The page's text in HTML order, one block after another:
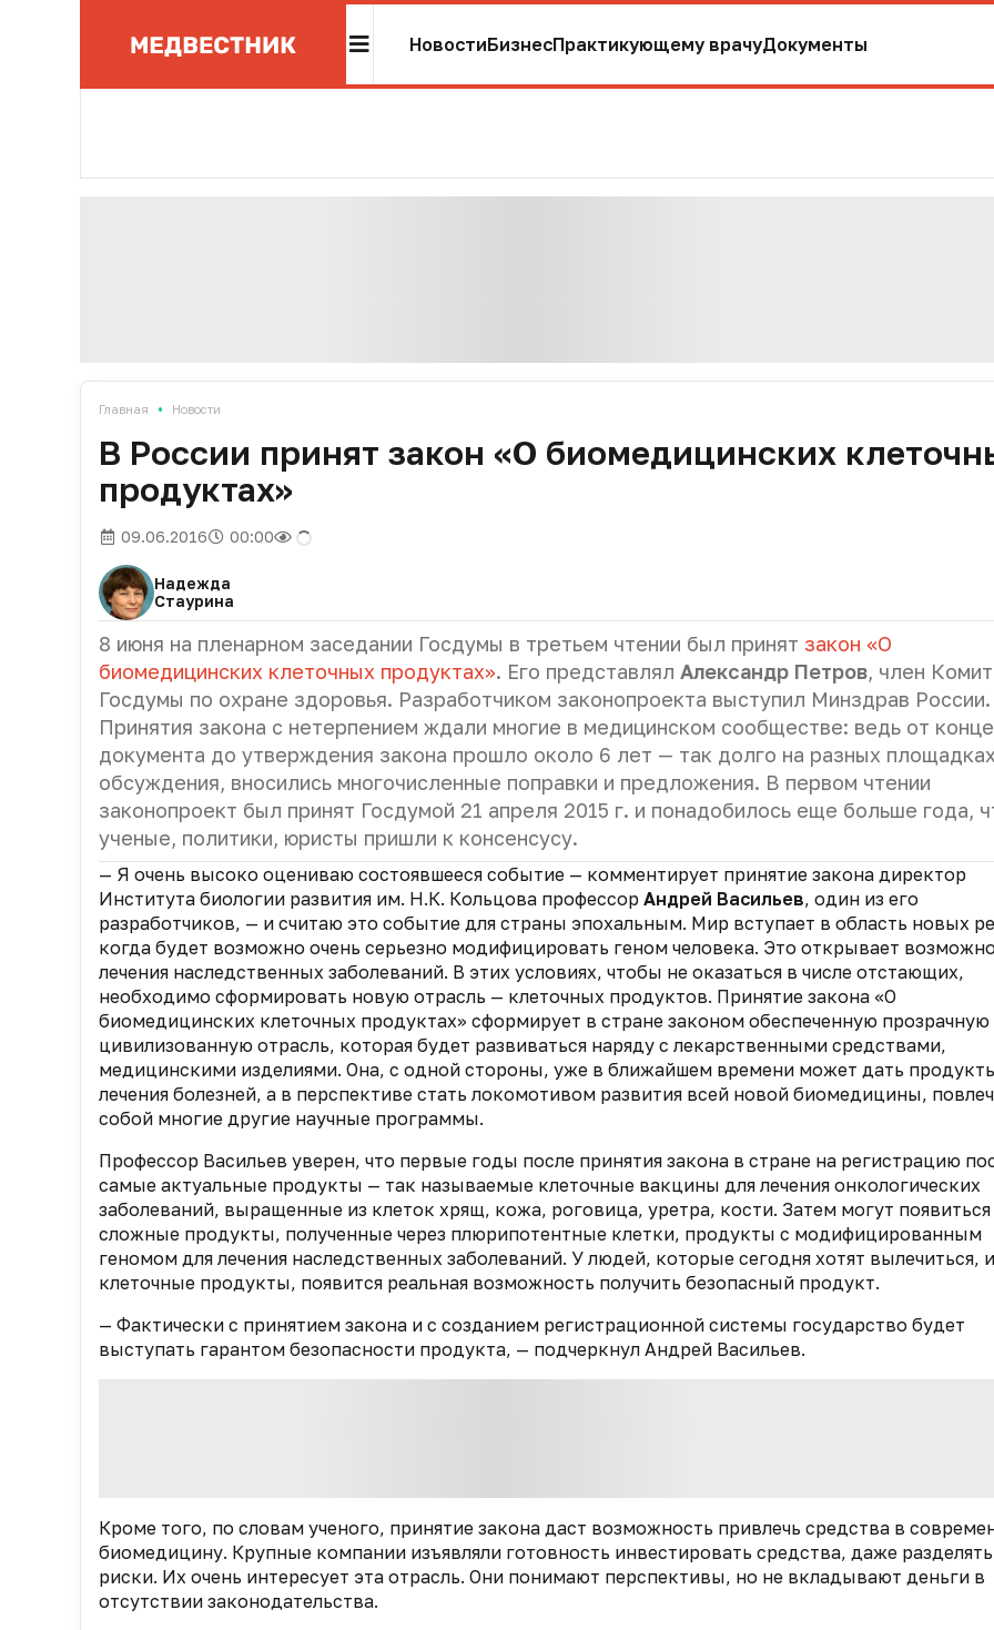
НовостиБизнесПрактикующему врачуДокументы
Главная • Новости
В России принят закон «О биомедицинских
продуктах»
09.06.2016 00:00
Надежда
Стаурина
8 июня на пленарном заседании Госдумы в третьем чтении был принят закон «О
биомедицинских клеточных продуктах». Его представлял Александр Петров, член
Госдумы по охране здоровья. Разработчиком законопроекта выступил Минздрав России.
Принятия закона с нетерпением ждали многие в медицинском сообществе: ведь от
документа до утверждения закона прошло около 6 лет — так долго на разных
обсуждения, вносились многочисленные поправки и предложения. В первом чтении
законопроект был принят Госдумой 21 апреля 2015 г. и понадобилось еще больше года,
ученые, политики, юристы пришли к консенсусу.
— Я очень высоко оцениваю состоявшееся событие — комментирует принятие закона директор
Института биологии развития им. Н.К. Кольцова профессор Андрей Васильев, один из его
разработчиков, — и считаю это событие для страны эпохальным. Мир вступает в область новых
когда будет возможно очень серьезно модифицировать геном человека. Это открывает
лечения наследственных заболеваний. В этих условиях, чтобы не оказаться в числе отстающих,
необходимо сформировать новую отрасль — клеточных продуктов. Принятие закона «О
биомедицинских клеточных продуктах» сформирует в стране законом обеспеченную прозрачную
цивилизованную отрасль, которая будет развиваться наряду с лекарственными средствами,
медицинскими изделиями. Она, с одной стороны, уже в ближайшем времени может дать
лечения болезней, а в перспективе стать локомотивом развития всей новой биомедицины,
собой многие другие научные программы.
Профессор Васильев уверен, что первые годы после принятия закона в стране на регистрацию
самые актуальные продукты — так называемые клеточные вакцины для лечения онкологических
заболеваний, выращенные из клеток хрящ, кожа, роговица, уретра, кости. Затем могут появиться
сложные продукты, полученные через плюрипотентные клетки, продукты с модифицированным
геномом для лечения наследственных заболеваний. У людей, которые сегодня хотят вылечиться,
клеточные продукты, появится реальная возможность получить безопасный продукт.
— Фактически с принятием закона и с созданием регистрационной системы государство будет
выступать гарантом безопасности продукта, — подчеркнул Андрей Васильев.
Кроме того, по словам ученого, принятие закона даст возможность привлечь средства в
биомедицину. Крупные компании изъявляли готовность инвестировать средства, даже разделять
риски. Их очень интересует эта отрасль. Они понимают перспективы, но не вкладывают деньги в
отсутствии законодательства.